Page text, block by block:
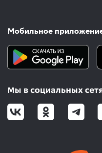
Мобильное
Мы в социальных